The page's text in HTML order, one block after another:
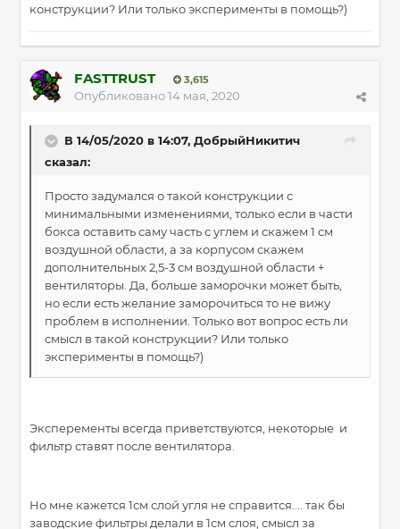
конструкции? Или только эксперименты в помощь?)
FASTTRUST 3,615
Опубликовано14 мая, 2020
В 14/05/2020 в 14:07, ДобрыйНикитич
сказал:
Просто задумался о такой конструкции с
минимальными изменениями, только если в части
бокса оставить саму часть с углем и скажем 1 см
воздушной области, а за корпусом скажем
дополнительных 2,5-3 см воздушной области +
вентиляторы. Да, больше заморочки может быть,
но если есть желание заморочиться то не вижу
проблем в исполнении. Только вот вопрос есть ли
смысл в такой конструкции? Или только
эксперименты в помощь?)
Эксперементы всегда приветствуются, некоторые и
фильтр ставят после вентилятора.
Но мне кажется 1см слой угля не справится.... так бы
заводские фильтры делали в 1см слоя, смысл за